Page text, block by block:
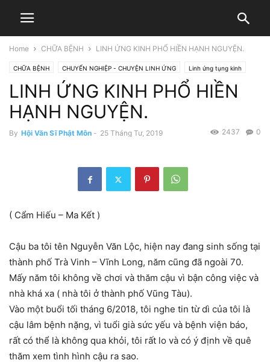
Home CHỮA BỆNH LINH ỨNG KINH PHỔ HIỀN HẠNH NGUYỆN.
CHỮA BỆNH CHUYỂN NGHIỆP - CHUYỆN LINH ỨNG Linh ứng tụng kinh
TRUYỆN HAY TRUYỆN VIỆT NAM
LINH ỨNG KINH PHỔ HIỀN
HẠNH NGUYỆN.
By Hội Văn Sĩ Phật Môn - 25 Tháng Tư, 2019 0
2437
( Cẩm Hiếu – Ma Kết )
Cậu ba tôi tên Nguyễn Văn Lộc, hiện nay đang sinh sống tại
thành phố Trà Vinh – Vĩnh Long, năm cũng đã ngoài 70.
Mấy năm tôi không về chơi và thăm cậu vì bận công việc và
nhà khá xa ( nhà tôi ở thành phố Vũng Tàu).
Vào một buổi tối tháng 6/2018, tôi nghe tin từ dì của tôi là
cậu lâm bệnh nặng, vì tuổi già sức yếu và bệnh viện báo,
rất có thể là không qua khỏi, tôi rất lo và có ý định về quê
thăm xem tình hình cậu ra sao.